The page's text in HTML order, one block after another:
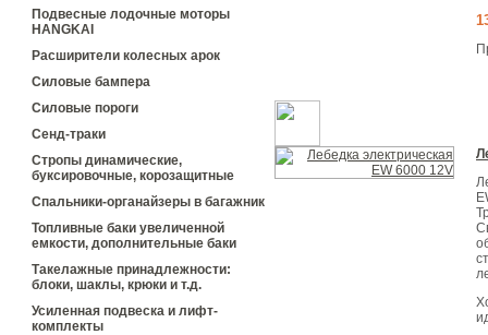
Подвесные лодочные моторы
HANGKAI
Расширители колесных арок
Силовые бампера
Силовые пороги
Сенд-траки
Стропы динамические,
буксировочные, корозащитные
Спальники-органайзеры в багажник
Топливные баки увеличенной
емкости, дополнительные баки
Такелажные принадлежности:
блоки, шаклы, крюки и т.д.
Усиленная подвеска и лифт-
комплекты